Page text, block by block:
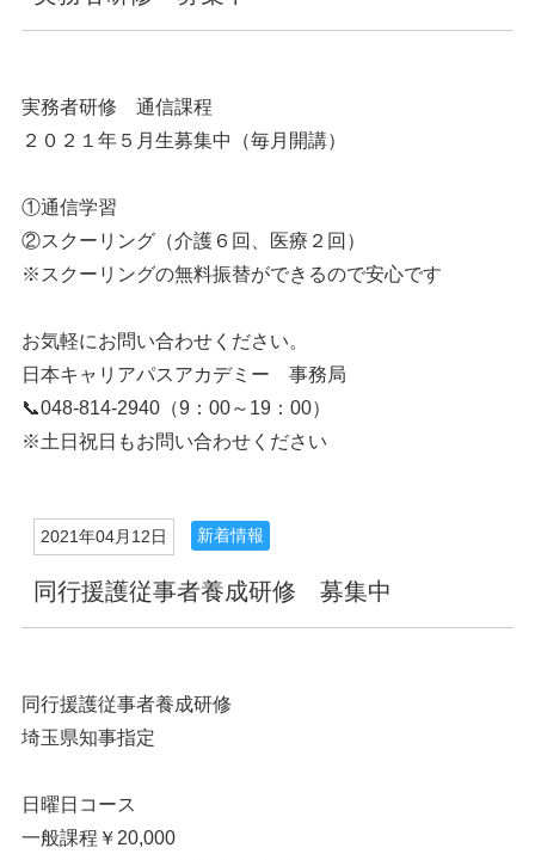
実務者研修 通信課程
２０２１年５月生募集中（毎月開講）
①通信学習
②スクーリング（介護６回、医療２回）
※スクーリングの無料振替ができるので安心です
お気軽にお問い合わせください。
日本キャリアパスアカデミー 事務局
📞048-814-2940（9：00～19：00）
※土日祝日もお問い合わせください
2021年04月12日 新着情報
同行援護従事者養成研修 募集中
同行援護従事者養成研修
埼玉県知事指定
日曜日コース
一般課程￥20,000